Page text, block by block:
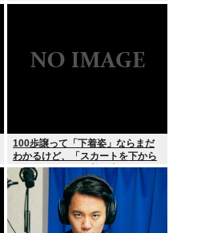
100歩譲って「下着姿」ならまだ
わかるけど、「スカートを下から
盗撮して写った下着写真」見て何
が楽しいんだ？